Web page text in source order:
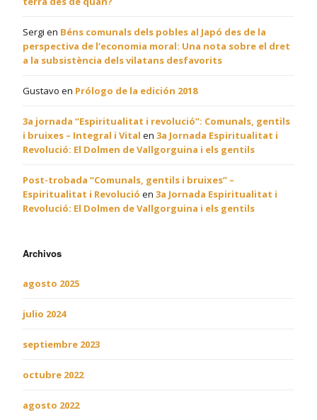
Sergi en Béns comunals dels pobles al Japó des de la
perspectiva de l’economia moral: Una nota sobre el dret
a la subsistència dels vilatans desfavorits
Gustavo en Prólogo de la edición 2018
3a jornada “Espiritualitat i revolució”: Comunals, gentils
i bruixes – Integral i Vital en 3a Jornada Espiritualitat i
Revolució: El Dolmen de Vallgorguina i els gentils
Post-trobada “Comunals, gentils i bruixes” –
Espiritualitat i Revolució en 3a Jornada Espiritualitat i
Revolució: El Dolmen de Vallgorguina i els gentils
Archivos
agosto 2025
julio 2024
septiembre 2023
octubre 2022
agosto 2022